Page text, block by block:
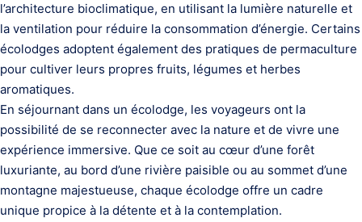
l’architecture bioclimatique, en utilisant la lumière naturelle et
la ventilation pour réduire la consommation d’énergie. Certains
écolodges adoptent également des pratiques de permaculture
pour cultiver leurs propres fruits, légumes et herbes
aromatiques.
En séjournant dans un écolodge, les voyageurs ont la
possibilité de se reconnecter avec la nature et de vivre une
expérience immersive. Que ce soit au cœur d’une forêt
luxuriante, au bord d’une rivière paisible ou au sommet d’une
montagne majestueuse, chaque écolodge offre un cadre
unique propice à la détente et à la contemplation.